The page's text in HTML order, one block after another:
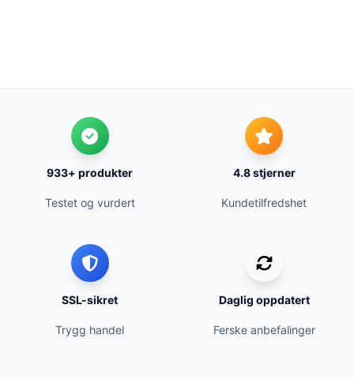
933+ produkter
Testet og vurdert
4.8 stjerner
Kundetilfredshet
SSL-sikret
Trygg handel
Daglig oppdatert
Ferske anbefalinger